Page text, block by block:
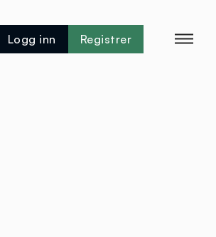
Logg inn Registrer